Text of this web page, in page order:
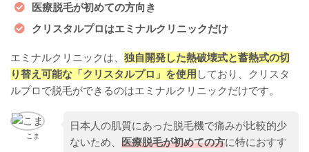
医療脱毛が初めての方向き
クリスタルプロはエミナルクリニックだけ
エミナルクリニックは、 独自開発した熱破壊式と蓄熱式の切
り替え可能な「クリスタルプロ」を使用 しており、クリスタ
ルプロで脱毛ができるのはエミナルクリニックだけです。
こま
日本人の肌質にあった脱毛機で痛みが比較的少
ないため、 医療脱毛が初めての方に特におすす